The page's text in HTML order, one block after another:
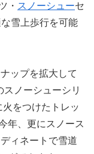
・ スノーシューセ
雪上歩行を可能
ップを拡大して
ノーシューシリ
をつけたトレッ
年、更にスノース
ィネートで雪道